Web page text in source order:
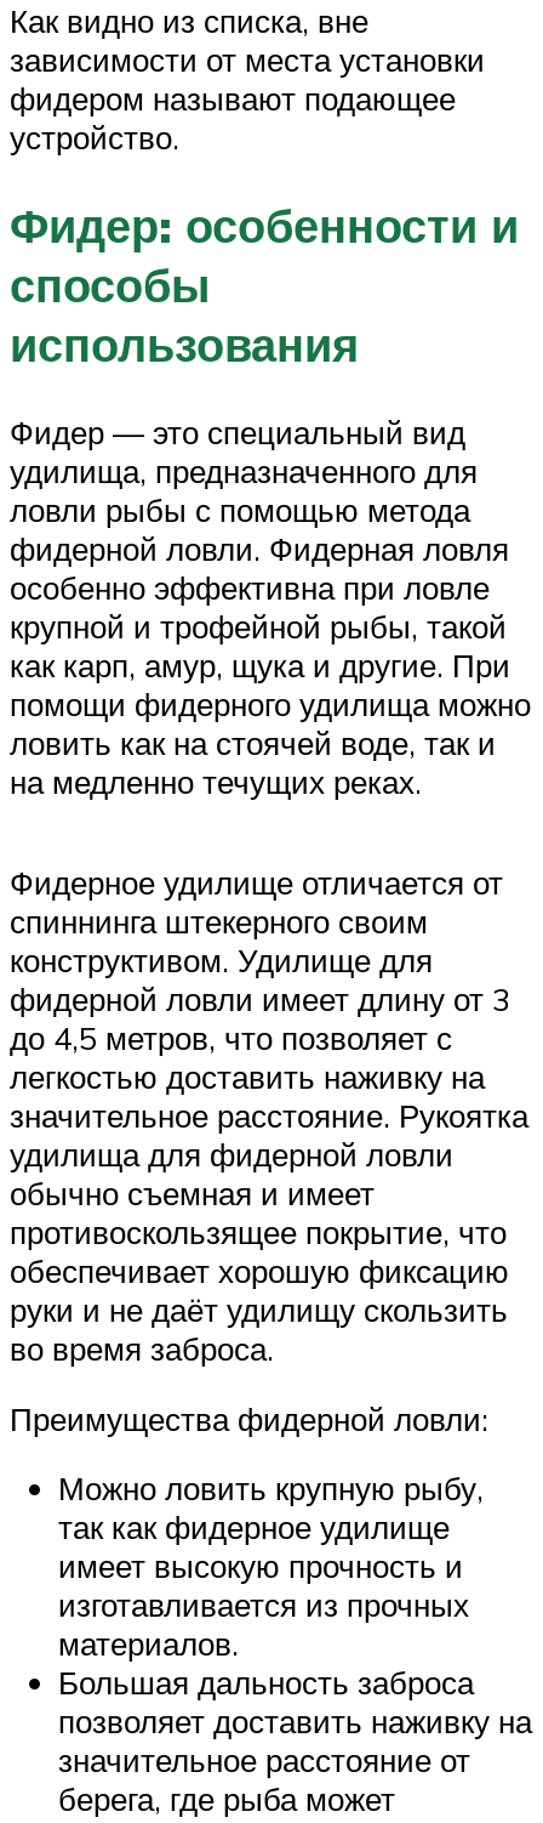
Как видно из списка, вне
зависимости от места установки
фидером называют подающее
устройство.
Фидер: особенности и
способы
использования
Фидер — это специальный вид
удилища, предназначенного для
ловли рыбы с помощью метода
фидерной ловли. Фидерная ловля
особенно эффективна при ловле
крупной и трофейной рыбы, такой
как карп, амур, щука и другие. При
помощи фидерного удилища можно
ловить как на стоячей воде, так и
на медленно течущих реках.
Фидерное удилище отличается от
спиннинга штекерного своим
конструктивом. Удилище для
фидерной ловли имеет длину от 3
до 4,5 метров, что позволяет с
легкостью доставить наживку на
значительное расстояние. Рукоятка
удилища для фидерной ловли
обычно съемная и имеет
противоскользящее покрытие, что
обеспечивает хорошую фиксацию
руки и не даёт удилищу скользить
во время заброса.
Преимущества фидерной ловли:
Можно ловить крупную рыбу,
так как фидерное удилище
имеет высокую прочность и
изготавливается из прочных
материалов.
Большая дальность заброса
позволяет доставить наживку на
значительное расстояние от
берега, где рыба может